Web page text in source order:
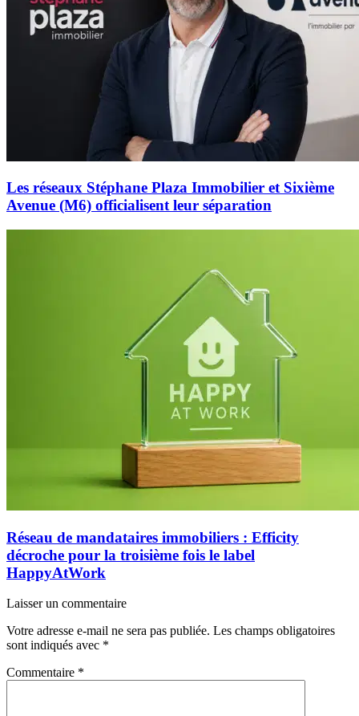
Les réseaux Stéphane Plaza Immobilier et Sixième
Avenue (M6) officialisent leur séparation
Réseau de mandataires immobiliers : Efficity
décroche pour la troisième fois le label
HappyAtWork
Laisser un commentaire
Votre adresse e-mail ne sera pas publiée. Les champs obligatoires
sont indiqués avec *
Commentaire *